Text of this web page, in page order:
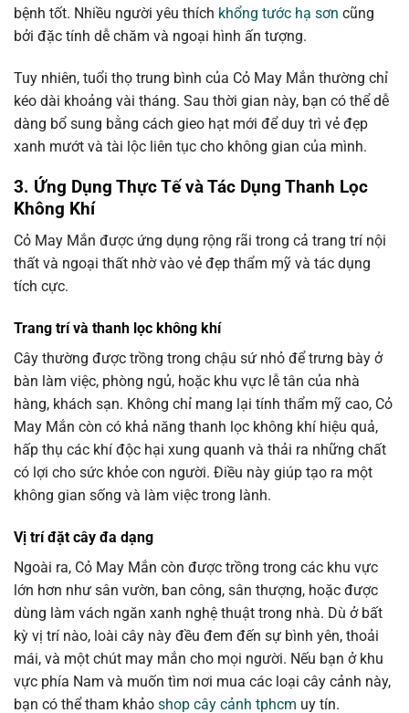
bệnh tốt. Nhiều người yêu thích khổng tước hạ sơn cũng
bởi đặc tính dễ chăm và ngoại hình ấn tượng.
Tuy nhiên, tuổi thọ trung bình của Cỏ May Mắn thường chỉ
kéo dài khoảng vài tháng. Sau thời gian này, bạn có thể dễ
dàng bổ sung bằng cách gieo hạt mới để duy trì vẻ đẹp
xanh mướt và tài lộc liên tục cho không gian của mình.
3. Ứng Dụng Thực Tế và Tác Dụng Thanh Lọc
Không Khí
Cỏ May Mắn được ứng dụng rộng rãi trong cả trang trí nội
thất và ngoại thất nhờ vào vẻ đẹp thẩm mỹ và tác dụng
tích cực.
Trang trí và thanh lọc không khí
Cây thường được trồng trong chậu sứ nhỏ để trưng bày ở
bàn làm việc, phòng ngủ, hoặc khu vực lễ tân của nhà
hàng, khách sạn. Không chỉ mang lại tính thẩm mỹ cao, Cỏ
May Mắn còn có khả năng thanh lọc không khí hiệu quả,
hấp thụ các khí độc hại xung quanh và thải ra những chất
có lợi cho sức khỏe con người. Điều này giúp tạo ra một
không gian sống và làm việc trong lành.
Vị trí đặt cây đa dạng
Ngoài ra, Cỏ May Mắn còn được trồng trong các khu vực
lớn hơn như sân vườn, ban công, sân thượng, hoặc được
dùng làm vách ngăn xanh nghệ thuật trong nhà. Dù ở bất
kỳ vị trí nào, loài cây này đều đem đến sự bình yên, thoải
mái, và một chút may mắn cho mọi người. Nếu bạn ở khu
vực phía Nam và muốn tìm nơi mua các loại cây cảnh này,
bạn có thể tham khảo shop cây cảnh tphcm uy tín.